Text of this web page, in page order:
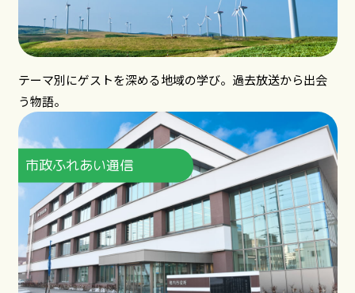
テーマ別にゲストを深める地域の学び。過去放送から出会
う物語。
市政ふれあい通信